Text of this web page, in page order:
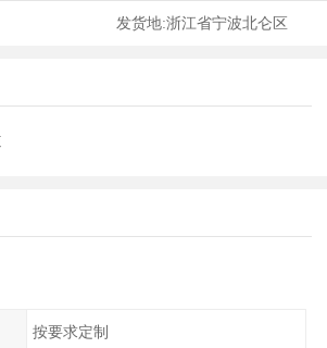
发货地:浙江省宁波北仑区
按要求定制